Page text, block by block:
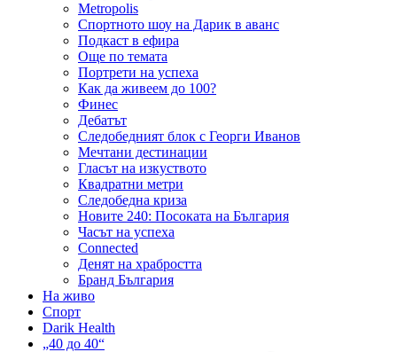
Metropolis
Спортното шоу на Дарик в аванс
Подкаст в ефира
Още по темата
Портрети на успеха
Как да живеем до 100?
Финес
Дебатът
Следобедният блок с Георги Иванов
Мечтани дестинации
Гласът на изкуството
Квадратни метри
Следобедна криза
Новите 240: Посоката на България
Часът на успеха
Connected
Денят на храбростта
Бранд България
На живо
Спорт
Darik Health
„40 до 40“